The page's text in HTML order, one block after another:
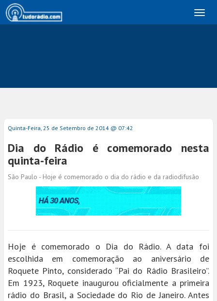
Quinta-Feira, 25 de Setembro de 2014 @ 07:42
Dia do Rádio é comemorado nesta
quinta-feira
São Paulo - Hoje é comemorado o dia do rádio e da radiodifusão
Hoje é comemorado o Dia do Rádio. A data foi
escolhida em comemoração ao aniversário de
Roquete Pinto, considerado “Pai do Rádio Brasileiro”.
Em 1923, Roquete inaugurou oficialmente a primeira
rádio do Brasil, a Sociedade do Rio de Janeiro. Antes